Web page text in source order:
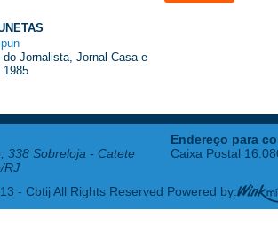
Jornalista, Jornal Casa e
338 Sobreloja - Catete
RJ
Endereço para
Caixa Postal
- Cbtij All Rights Reserved Powered by: